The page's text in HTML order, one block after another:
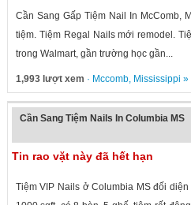
Cần Sang Gấp Tiệm Nail In McComb,
tiệm. Tiệm Regal Nails mới remodel.
trong Walmart, gần trường học gần...
1,993 lượt xem · Mccomb, Mississippi »
Cần Sang Tiệm Nails In Columbia MS
Tin rao vặt này đã hết hạn
Tiệm VIP Nails ở Columbia MS đối